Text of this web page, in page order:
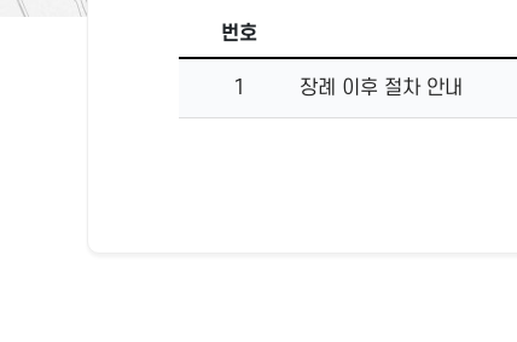
번호
1 장례 이후 절차 안내